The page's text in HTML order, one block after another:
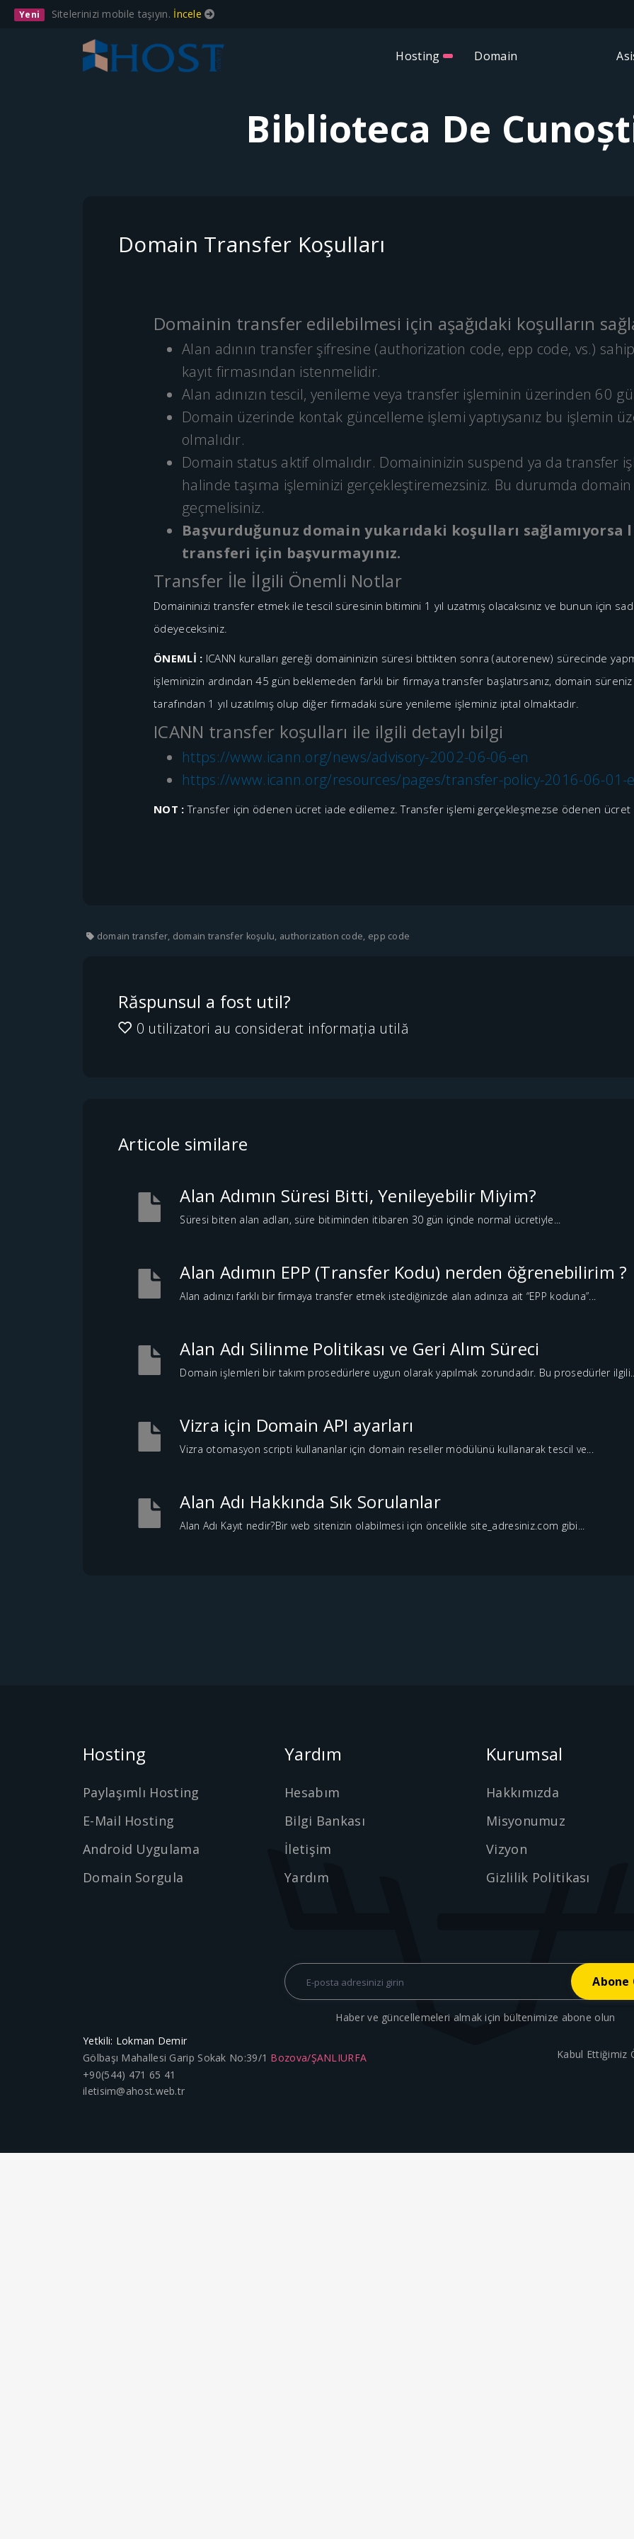
Yeni Sitelerinizi mobile taşıyın. İncele
Hosting Domain
Biblioteca De
Domain Transfer Koşulları
Domainin transfer edilebilmesi için aşağıdaki koşulların
Alan adının transfer şifresine (authorization code, epp code, vs.)
kayıt firmasından istenmelidir.
Alan adınızın tescil, yenileme veya transfer işleminin üzerinden 60
Domain üzerinde kontak güncelleme işlemi yaptıysanız bu işlemin
olmalıdır.
Domain status aktif olmalıdır. Domaininizin suspend ya da transfer
halinde taşıma işleminizi gerçekleştiremezsiniz. Bu durumda
geçmelisiniz.
Başvurduğunuz domain yukarıdaki koşulları
transferi için başvurmayınız.
Transfer İle İlgili Önemli Notlar
Domaininizi transfer etmek ile tescil süresinin bitimini 1 yıl uzatmış olacaksınız ve bunun için
ödeyeceksiniz.
ÖNEMLİ : ICANN kuralları gereği domaininizin süresi bittikten sonra (autorenew) sürecinde
işleminizin ardından 45 gün beklemeden farklı bir firmaya transfer başlatırsanız, domain süreniz
tarafından 1 yıl uzatılmış olup diğer firmadaki süre yenileme işleminiz iptal olmaktadır.
ICANN transfer koşulları ile ilgili detaylı bilgi
https://www.icann.org/news/advisory-2002-06-06-en
https://www.icann.org/resources/pages/transfer-policy-2016-06-01-
NOT :Transfer için ödenen ücret iade edilemez. Transfer işlemi gerçekleşmezse ödenen ücret
domain transfer, domain transfer koşulu, authorization code, epp code
Răspunsul a fost util?
0 utilizatori au considerat informația utilă
Articole similare
Alan Adımın Süresi Bitti, Yenileyebilir Miyim?
Süresi biten alan adları, süre bitiminden itibaren 30 gün içinde normal ücretiyle...
Alan Adımın EPP (Transfer Kodu) nerden öğrenebilirim ?
Alan adınızı farklı bir firmaya transfer etmek istediğinizde alan adınıza ait “EPP koduna”...
Alan Adı Silinme Politikası ve Geri Alım Süreci
Domain işlemleri bir takım prosedürlere uygun olarak yapılmak zorundadır. Bu prosedürler
Vizra için Domain API ayarları
Vizra otomasyon scripti kullananlar için domain reseller mödülünü kullanarak tescil ve...
Alan Adı Hakkında Sık Sorulanlar
Alan Adı Kayıt nedir?Bir web sitenizin olabilmesi için öncelikle site_adresiniz.com gibi...
Hosting
Paylaşımlı Hosting
E-Mail Hosting
Android Uygulama
Domain Sorgula
Yardım
Hesabım
Bilgi Bankası
İletişim
Yardım
Kurumsal
Hakkımızda
Misyonumuz
Vizyon
Gizlilik Politikası
Haber ve güncellemeleri almak için bültenimize abone olun
Yetkili: Lokman Demir
Gölbaşı Mahallesi Garip Sokak No:39/1 Bozova/ŞANLIURFA
+90(544) 471 65 41
iletisim@ahost.web.tr
Kabul Ettiğimiz